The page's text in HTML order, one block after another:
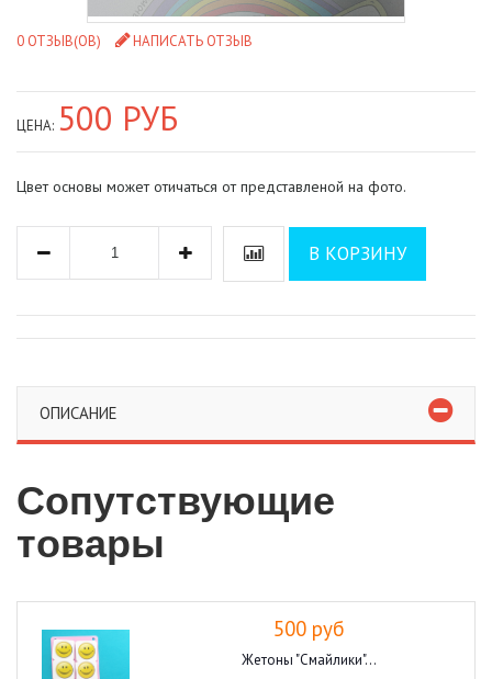
0 ОТЗЫВ(ОВ) НАПИСАТЬ ОТЗЫВ
ЦЕНА: 500 РУБ
Цвет основы может отичаться от представленой на фото.
В КОРЗИНУ
ОПИСАНИЕ
Сопутствующие
товары
500 руб
Жетоны "Смайлики"...